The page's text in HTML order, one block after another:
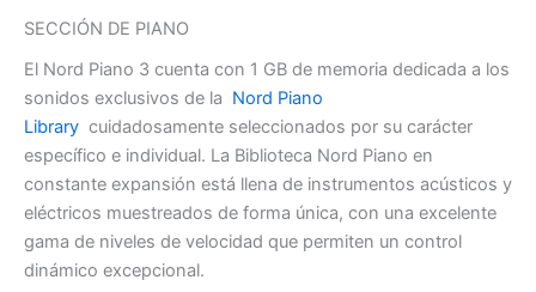
SECCIÓN DE PIANO
El Nord Piano 3 cuenta con 1 GB de memoria dedicada a los
sonidos exclusivos de la Nord Piano
Library cuidadosamente seleccionados por su carácter
específico e individual. La Biblioteca Nord Piano en
constante expansión está llena de instrumentos acústicos y
eléctricos muestreados de forma única, con una excelente
gama de niveles de velocidad que permiten un control
dinámico excepcional.